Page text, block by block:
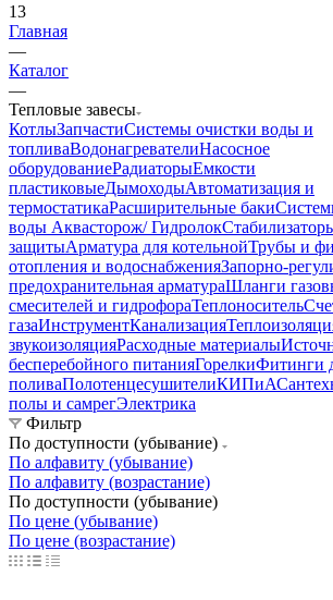
13
Главная
—
Каталог
—
Тепловые завесы
КотлыЗапчастиСистемы очистки воды и
топливаВодонагревателиНасосное
оборудованиеРадиаторыЕмкости
пластиковыеДымоходыАвтоматизация и
термостатикаРасширительные баки
воды Аквасторож/ Гидролок
защитыАрматура для котельнойТрубы и
отопления и водоснабженияЗапорно-
предохранительная арматураШланги
смесителей и гидрофораТеплоноситель
газаИнструментКанализация
звукоизоляцияРасходные материалы
бесперебойного питанияГорелкиФитинги
поливаПолотенцесушителиКИПиА
полы и самрегЭлектрика
Фильтр
По доступности (убывание)
По алфавиту (убывание)
По алфавиту (возрастание)
По доступности (убывание)
По цене (убывание)
По цене (возрастание)